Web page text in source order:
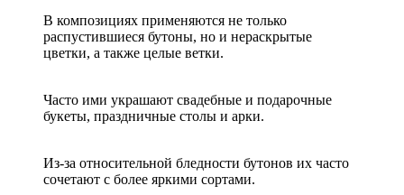
В композициях применяются не только
распустившиеся бутоны, но и нераскрытые
цветки, а также целые ветки.
Часто ими украшают свадебные и подарочные
букеты, праздничные столы и арки.
Из-за относительной бледности бутонов их часто
сочетают с более яркими сортами.